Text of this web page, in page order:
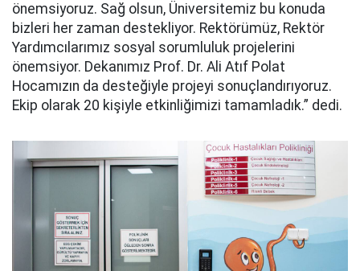
önemsiyoruz. Sağ olsun, Üniversitemiz bu konuda
bizleri her zaman destekliyor. Rektörümüz, Rektör
Yardımcılarımız sosyal sorumluluk projelerini
önemsiyor. Dekanımız Prof. Dr. Ali Atıf Polat
Hocamızın da desteğiyle projeyi sonuçlandırıyoruz.
Ekip olarak 20 kişiyle etkinliğimizi tamamladık.” dedi.